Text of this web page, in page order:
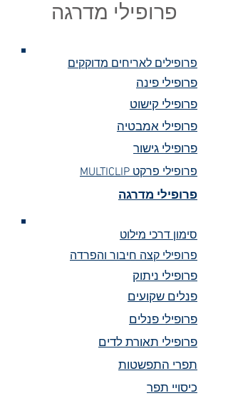
פרופילי מדרגה
פרופילים לאריחים מדוקקים
פרופילי פינה
פרופילי קישוט
פרופילי אמבטיה
פרופילי גישור
MULTICLIP פרופילי פרקט
פרופילי מדרגה
סימון דרכי מילוט
פרופילי קצה חיבור והפרדה
פרופילי ניתוק
פנלים שקועים
פרופילי פנלים
פרופילי תאורת לדים
תפרי התפשטות
כיסויי תפר